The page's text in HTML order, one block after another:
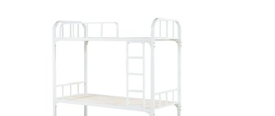
椅子系列